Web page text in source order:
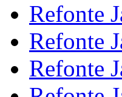
Refonte
Refonte
Refonte